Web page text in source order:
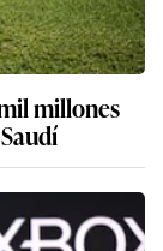
millones